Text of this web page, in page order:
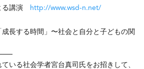
る講演
http://www.wsd-n.net/
成長する時間」〜社会と自分と子どもの関
いる社会学者宮台真司氏をお招きして、